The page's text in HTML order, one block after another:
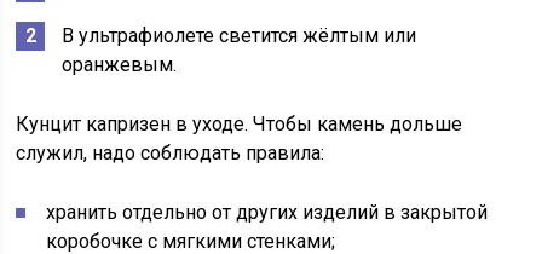
В ультрафиолете светится жёлтым или
оранжевым.
Кунцит капризен в уходе. Чтобы камень дольше
служил, надо соблюдать правила:
хранить отдельно от других изделий в закрытой
коробочке с мягкими стенками;